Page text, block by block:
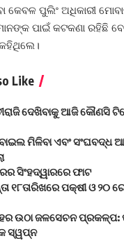
କେବଳ ପୁଲିଂ ଅଧିକାରୀ
ପାଇଁ କଟକଣା ରହିଛି
କହିଥିଲେ।
Like
ଦେଖିବାକୁ ଆଜି କୌଣସି
ମିଳିବା ଏବଂ
ସିଂହଦ୍ୱାରରେ ଫାଟ
୧୮ତାରିଖରେ ପକ୍ଷୀ ଓ ୨୦
ଉଠା ଜଳସେଚନ ପ୍ରକଳ୍ପ:
ସ୍ୱପ୍ନ